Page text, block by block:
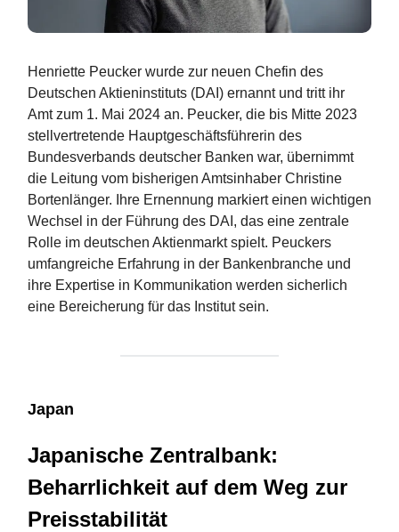
Henriette Peucker wurde zur neuen Chefin des
Deutschen Aktieninstituts (DAI) ernannt und tritt ihr
Amt zum 1. Mai 2024 an. Peucker, die bis Mitte 2023
stellvertretende Hauptgeschäftsführerin des
Bundesverbands deutscher Banken war, übernimmt
die Leitung vom bisherigen Amtsinhaber Christine
Bortenlänger. Ihre Ernennung markiert einen wichtigen
Wechsel in der Führung des DAI, das eine zentrale
Rolle im deutschen Aktienmarkt spielt. Peuckers
umfangreiche Erfahrung in der Bankenbranche und
ihre Expertise in Kommunikation werden sicherlich
eine Bereicherung für das Institut sein.
Japan
Japanische Zentralbank:
Beharrlichkeit auf dem Weg zur
Preisstabilität